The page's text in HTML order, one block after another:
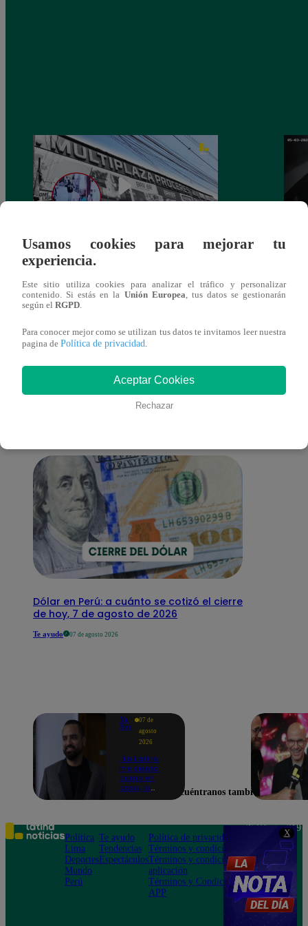
X
Asesinan a comerciante ferretero dentro de
galería en San Juan de Lurigancho
También te puede
interesar
Dólar en Perú: a cuánto se cotizó el cierre
de hoy, 7 de agosto de 2026
Te ayudo 07 de agosto 2026
Yo
Soy
07 de
agosto
2026
"En Latina
me siento
como en
casa, lo
emocionado
por estreno
de Yo Soy
2026
Usamos cookies para mejorar tu
experiencia.
Este sitio utiliza cookies para analizar el tráfico y personalizar
contenido. Si estás en la Unión Europea , tus datos se gestionarán
según el RGPD
Para conocer mejor como se utilizan tus datos te invitamos leer nuestra
pagina de Política de privacidad
Aceptar Cookies
Rechazar
Encuéntranos también en
Política
Lima
Deportes
Mundo
Perú
Te ayudo
Tendencias
Espectáculos
Política de privacidad
Términos y condiciones
Términos y condiciones
aplicación
Términos y Condiciones
APP
Teléfono: 219
Av. San
Felipe 968
Jesús María